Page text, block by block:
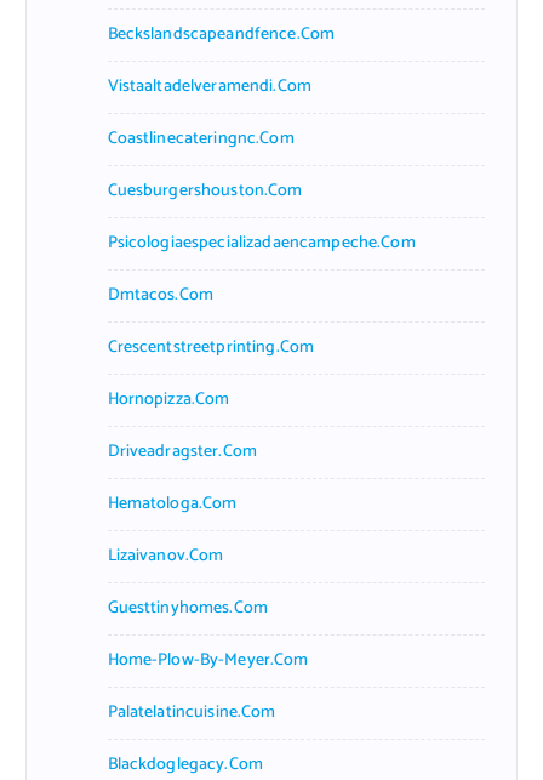
Beckslandscapeandfence.com
Vistaaltadelveramendi.com
Coastlinecateringnc.com
Cuesburgershouston.com
Psicologiaespecializadaencampeche.com
Dmtacos.com
Crescentstreetprinting.com
Hornopizza.com
Driveadragster.com
Hematologa.com
Lizaivanov.com
Guesttinyhomes.com
Home-Plow-By-Meyer.com
Palatelatincuisine.com
Blackdoglegacy.com